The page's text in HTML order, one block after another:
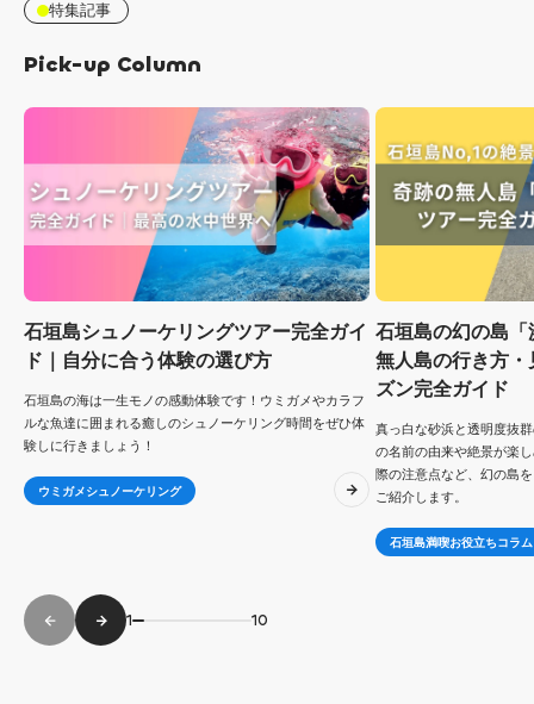
特集記事
Pick-up Column
石垣島シュノーケリングツアー完全ガイ
ド｜自分に合う体験の選び方
石垣島の海は一生モノの感動体験です！ウミガメやカラフ
ルな魚達に囲まれる癒しのシュノーケリング時間をぜひ体
験しに行きましょう！
ウミガメシュノーケリング
石垣島の幻の島
無人島の行き方
ズン完全ガイド
真っ白な砂浜と透明度抜
の名前の由来や絶景が楽
際の注意点など、幻の島
ご紹介します。
石垣島満喫お役立ちコラム
1 10